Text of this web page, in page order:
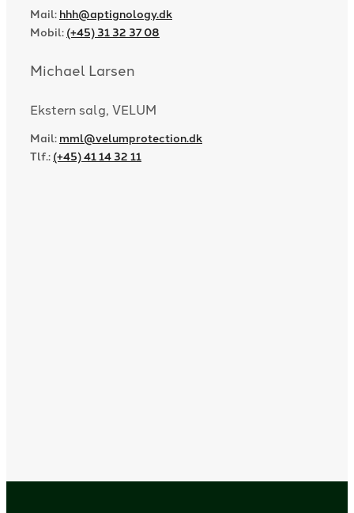
Mail: hhh@aptignology.dk
Mobil: (+45) 31 32 37 08
Michael Larsen
Ekstern salg, VELUM
Mail: mml@velumprotection.dk
Tlf.: (+45) 41 14 32 11